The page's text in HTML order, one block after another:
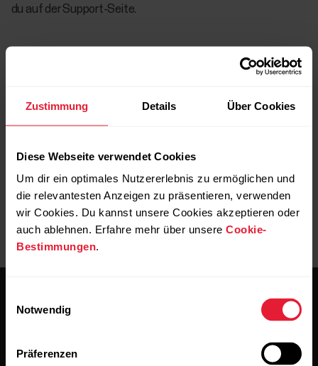
Zustimmung Details Über Cookies
Diese Webseite verwendet Cookies
Um dir ein optimales Nutzererlebnis zu ermöglichen und
die relevantesten Anzeigen zu präsentieren, verwenden
wir Cookies. Du kannst unsere Cookies akzeptieren oder
auch ablehnen. Erfahre mehr über unsere Cookie-
Bestimmungen.
Notwendig
Präferenzen
du auf der Support-Seite.
Ist Polar Club mit den Herzfrequenz-
Sensoren von anderen Herstellern
kompatibel?
Sensoren und Fitness-Trackern verwendet werden.